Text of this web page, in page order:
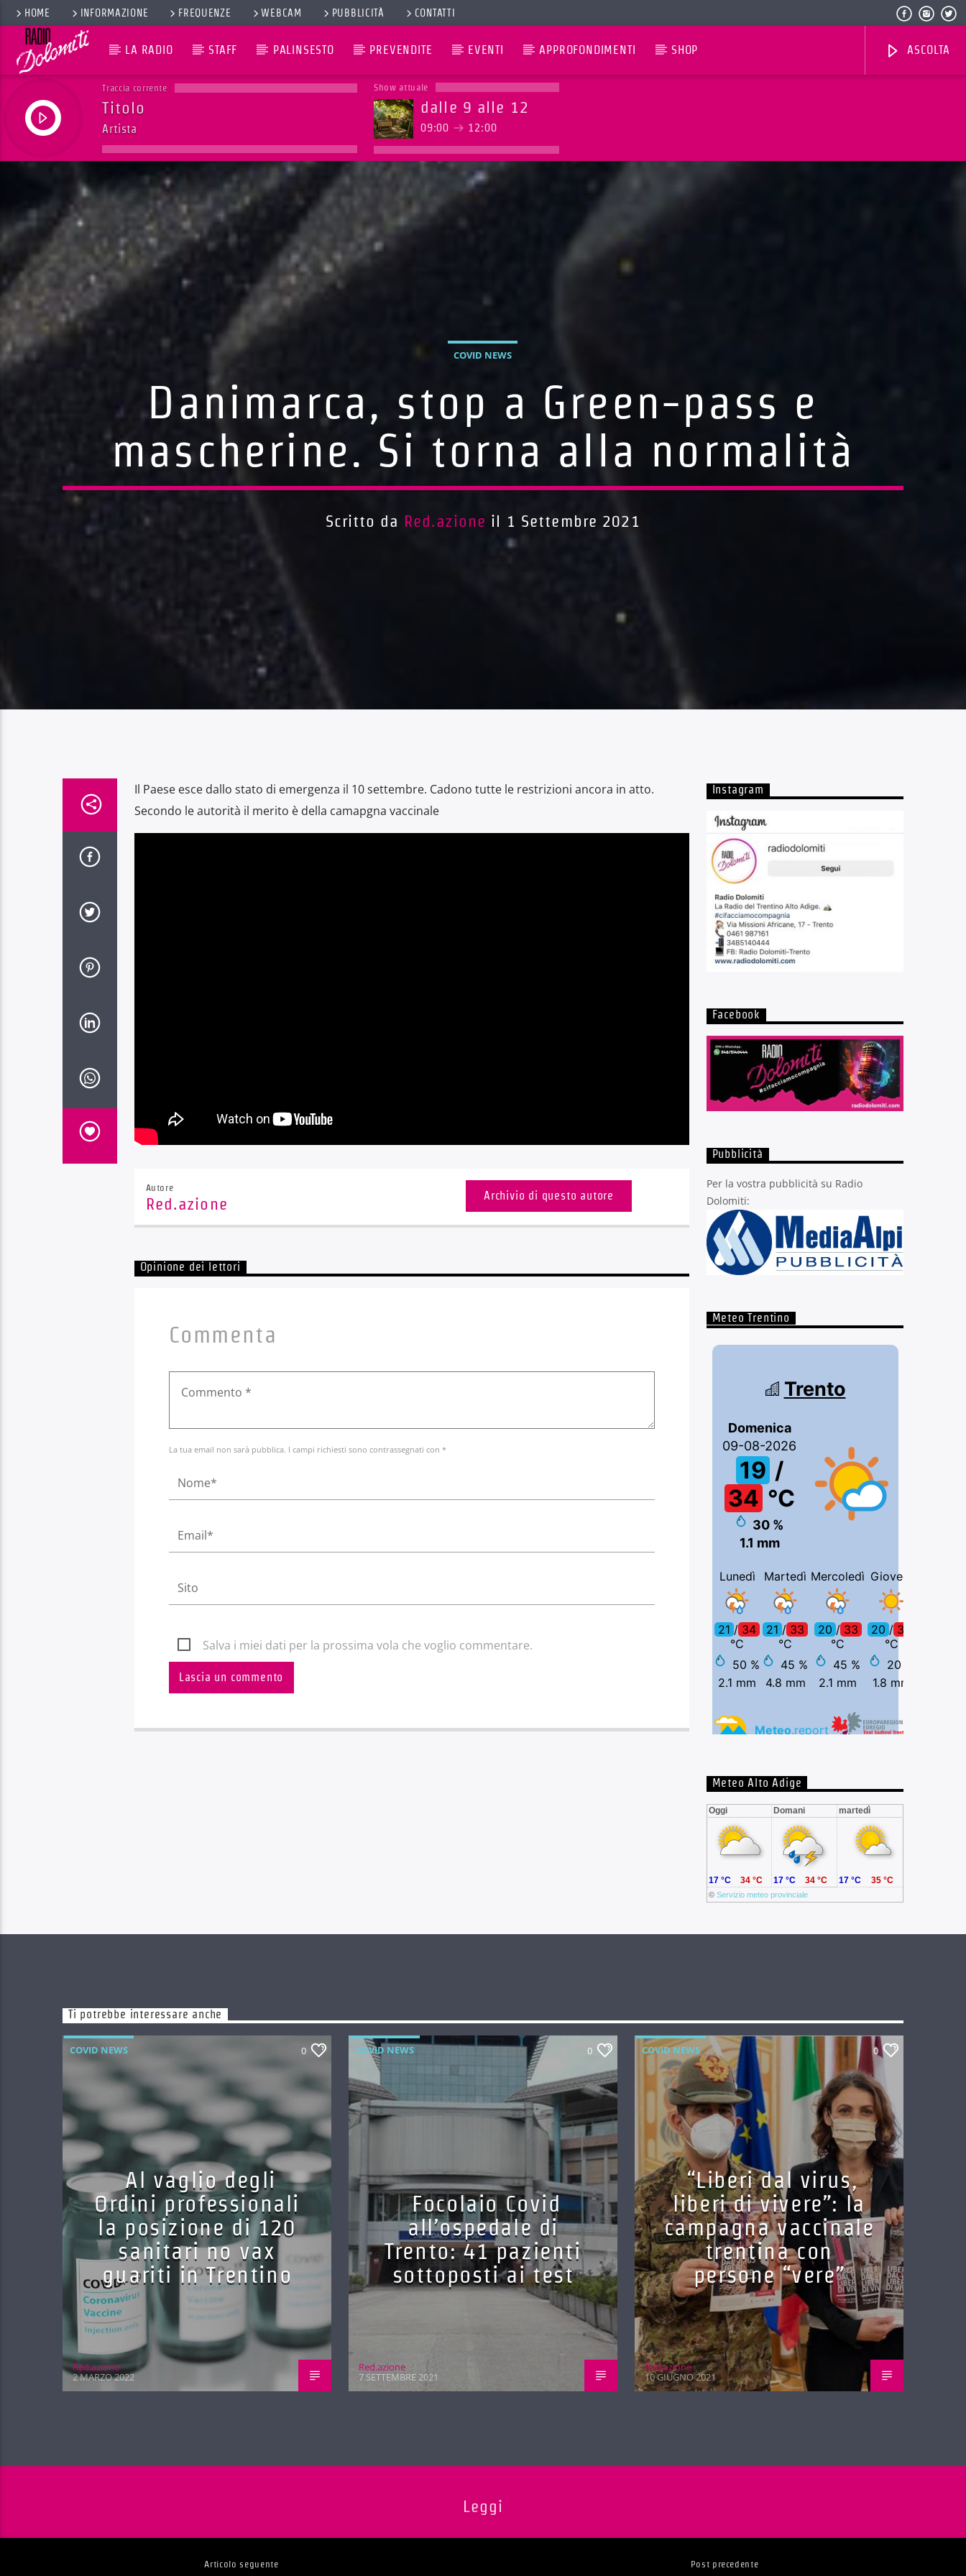
HOME INFORMAZIONE FREQUENZE WEBCAM PUBBLICITÀ CONTATTI
LA RADIO STAFF PALINSESTO PREVENDITE EVENTI APPROFONDIMENTI SHOP ASCOLTA
Traccia corrente
Titolo
Artista
Show attuale
dalle 9 alle 12
09:00 12:00
COVID NEWS
Danimarca, stop a Green-pass e
mascherine. Si torna alla normalità
Scritto da Red.azione il 1 Settembre 2021
Il Paese esce dallo stato di emergenza il 10 settembre. Cadono tutte le restrizioni ancora in atto.
Secondo le autorità il merito è della camapgna vaccinale
Autore
Red.azione
Archivio di questo autore
Opinione dei lettori
Commenta
La tua email non sarà pubblica. I campi richiesti sono contrassegnati con *
Salva i miei dati per la prossima vola che voglio commentare.
Instagram
Facebook
Pubblicità
Per la vostra pubblicità su Radio
Dolomiti:
Meteo Trentino
Meteo Alto Adige
Oggi Domani martedì
© Servizio meteo provinciale
17 °C 34 °C 17 °C 34 °C 17 °C 35 °C
Ti potrebbe interessare anche
COVID NEWS 0
Al vaglio degli
Ordini professionali
la posizione di 120
sanitari no vax
guariti in Trentino
Red.azione
2 MARZO 2022
COVID NEWS 0
Focolaio Covid
all’ospedale di
Trento: 41 pazienti
sottoposti ai test
Red.azione
7 SETTEMBRE 2021
COVID NEWS 0
“Liberi dal virus,
liberi di vivere”: la
campagna vaccinale
trentina con
persone “vere”
Red.azione
10 GIUGNO 2021
Leggi
Articolo seguente Post precedente